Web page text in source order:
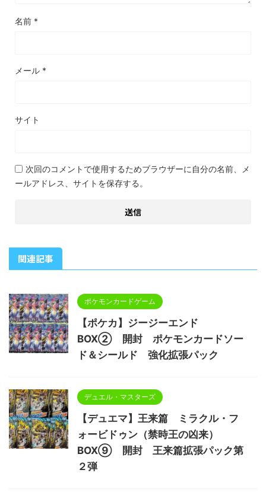
名前 *
メール *
サイト
次回のコメントで使用するためブラウザーに自分の名前、メ
ールアドレス、サイトを保存する。
関連記事
ポケモンカードゲーム
【ポケカ】ジージーエンド
BOX② 開封 ポケモンカードソー
ド＆シールド 強化拡張パック
デュエル・マスターズ
【デュエマ】王来篇 ミラクル・フ
ォービドゥン（禁時王の凶来）
BOX⑨ 開封 王来篇拡張パック第
２弾